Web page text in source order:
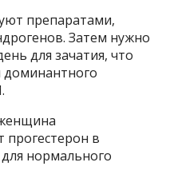
препаратами,
Затем нужно
для зачатия, что
доминантного
в
нормального